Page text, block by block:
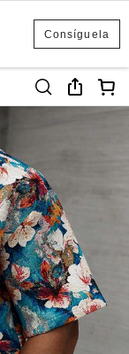
Consíguela